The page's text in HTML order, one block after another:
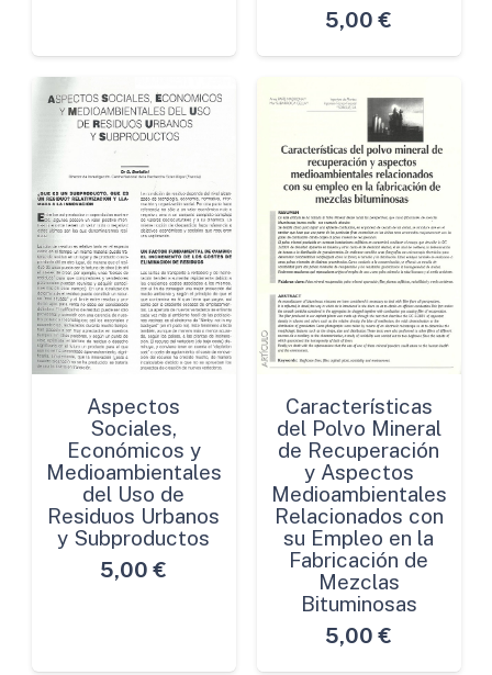
5,00 €
Aspectos
Sociales,
Económicos y
Medioambientales
del Uso de
Residuos Urbanos
y Subproductos
5,00 €
Características
del Polvo Mineral
de Recuperación
y Aspectos
Medioambientales
Relacionados con
su Empleo en la
Fabricación de
Mezclas
Bituminosas
5,00 €